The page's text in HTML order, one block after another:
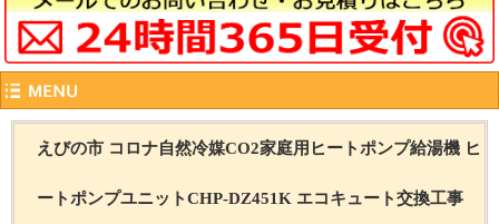
えびの市 コロナ自然冷媒CO2家庭用ヒートポンプ給湯機 ヒ
ートポンプユニットCHP-DZ451K エコキュート交換工事